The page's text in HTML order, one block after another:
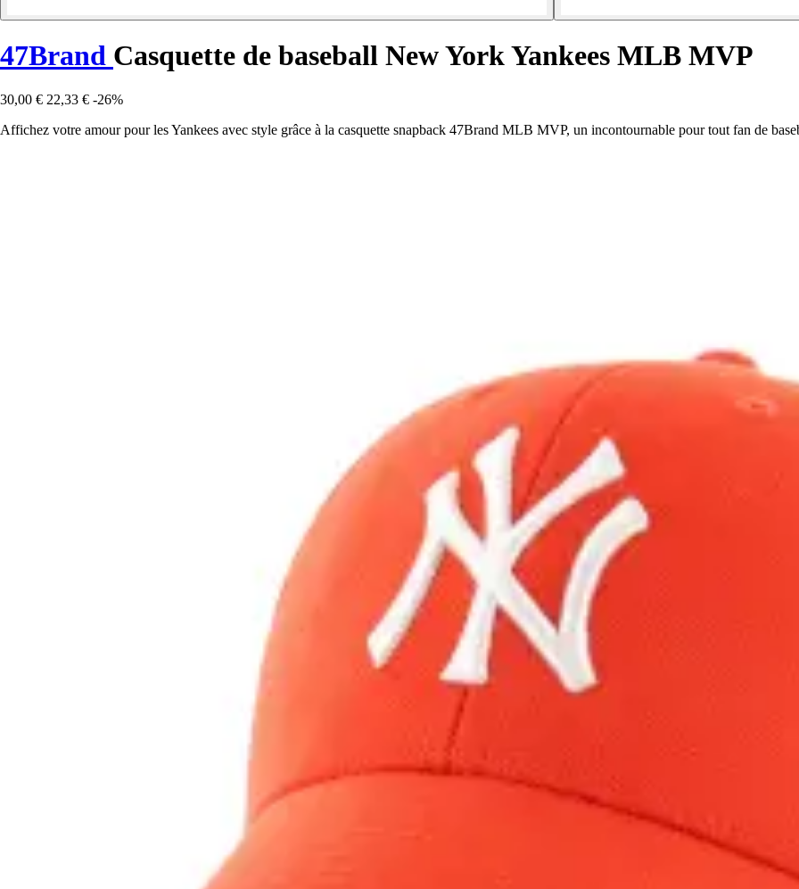
47Brand Casquette de baseball New York Yankees MLB MVP
30,00 € 22,33 € -26%
Affichez votre amour pour les Yankees avec style grâce à la casquette snapback 47Brand MLB MVP, un incontournable pour tout fan de